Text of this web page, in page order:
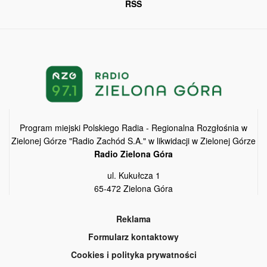
RSS
Program miejski Polskiego Radia - Regionalna Rozgłośnia w
Zielonej Górze "Radio Zachód S.A." w likwidacji w Zielonej Górze
Radio Zielona Góra
ul. Kukułcza 1
65-472 Zielona Góra
Reklama
Formularz kontaktowy
Cookies i polityka prywatności